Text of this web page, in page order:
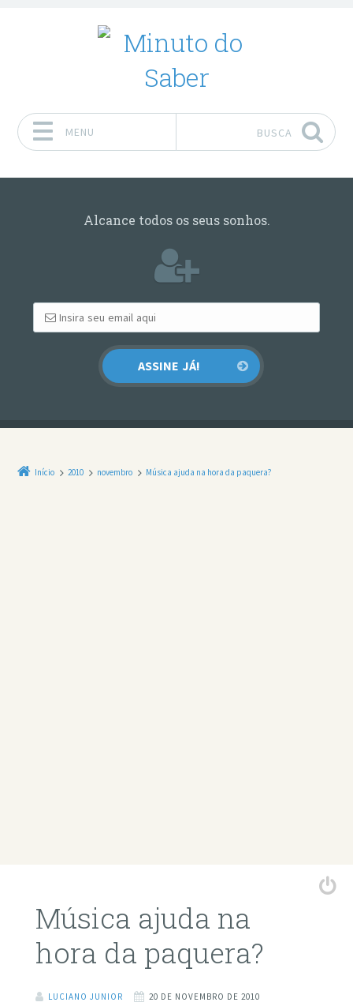
MENU BUSCA
Alcance todos os seus sonhos.
Início 2010 novembro Música ajuda na hora da paquera?
Música ajuda na
hora da paquera?
LUCIANO JUNIOR
20 DE NOVEMBRO DE 2010